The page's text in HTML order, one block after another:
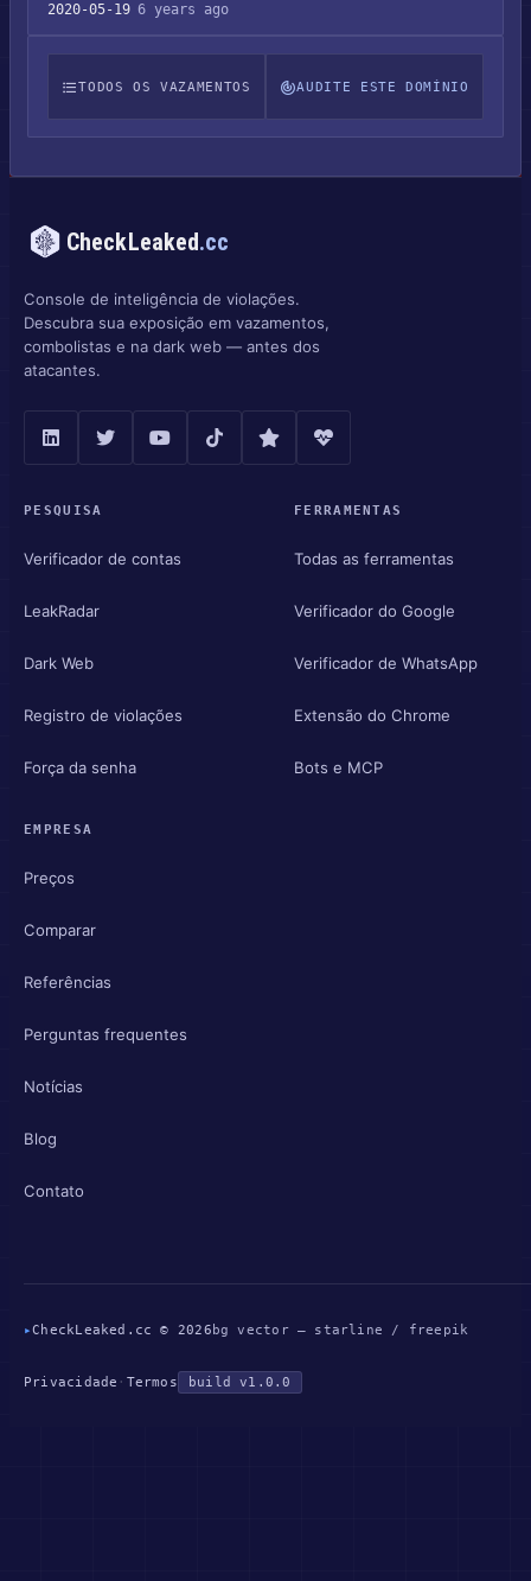
2020-05-19 6 years ago
TODOS OS VAZAMENTOS AUDITE ESTE DOMÍNIO
CheckLeaked.cc
Console de inteligência de violações.
Descubra sua exposição em vazamentos,
combolistas e na dark web — antes dos
atacantes.
PESQUISA
Verificador de contas
LeakRadar
Dark Web
Registro de violações
Força da senha
FERRAMENTAS
Todas as ferramentas
Verificador do Google
Verificador de WhatsApp
Extensão do Chrome
Bots e MCP
EMPRESA
Preços
Comparar
Referências
Perguntas frequentes
Notícias
Blog
Contato
▸CheckLeaked.cc © 2026 bg vector — starline / freepik
Privacidade · Termos build v1.0.0